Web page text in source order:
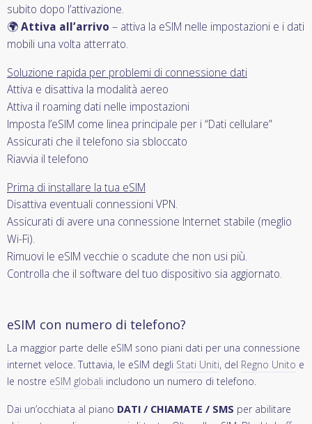
subito dopo l’attivazione.
🌍Attiva all’arrivo – attiva la eSIM nelle impostazioni e i dati
mobili una volta atterrato.
Soluzione rapida per problemi di connessione dati
Attiva e disattiva la modalità aereo
Attiva il roaming dati nelle impostazioni
Imposta l’eSIM come linea principale per i “Dati cellulare”
Assicurati che il telefono sia sbloccato
Riavvia il telefono
Prima di installare la tua eSIM
Disattiva eventuali connessioni VPN.
Assicurati di avere una connessione Internet stabile (meglio
Wi-Fi).
Rimuovi le eSIM vecchie o scadute che non usi più.
Controlla che il software del tuo dispositivo sia aggiornato.
eSIM con numero di telefono?
La maggior parte delle eSIM sono piani dati per una connessione
internet veloce. Tuttavia, le eSIM degli Stati Uniti, del Regno Unito e
le nostre eSIM globali includono un numero di telefono.
Dai un’occhiata al piano DATI / CHIAMATE / SMS per abilitare